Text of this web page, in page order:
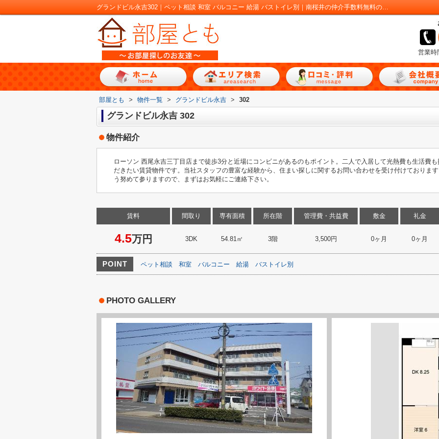
グランドビル永吉302｜ペット相談 和室 バルコニー 給湯 バストイレ別｜南桜井の仲介手数料無料の賃貸アパートは部屋とも！
営業時
部屋とも > 物件一覧 > グランドビル永吉 > 302
グランドビル永吉 302
物件紹介
ローソン 西尾永吉三丁目店まで徒歩3分と近場にコンビニがあるのもポイント。二人で入居して光熱費も生活費
だきたい賃貸物件です。当社スタッフの豊富な経験から、住まい探しに関するお問い合わせを受け付けておりま
う努めて参りますので、まずはお気軽にご連絡下さい。
賃料
4.5万円
間取り
3DK
専有面積
54.81㎡
所在階
3階
管理費・共益費
3,500円
敷金
0ヶ月
礼金
0ヶ月
POINT ペット相談 和室 バルコニー 給湯 バストイレ別
PHOTO GALLERY